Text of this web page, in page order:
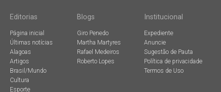
Editorias
Página inicial
Últimas notícias
Alagoas
Artigos
Brasil/Mundo
Cultura
Esporte
Blogs
Giro Penedo
Martha Martyres
Rafael Medeiros
Roberto Lopes
Institucional
Expediente
Anuncie
Sugestão de Pauta
Política de privacidade
Termos de Uso